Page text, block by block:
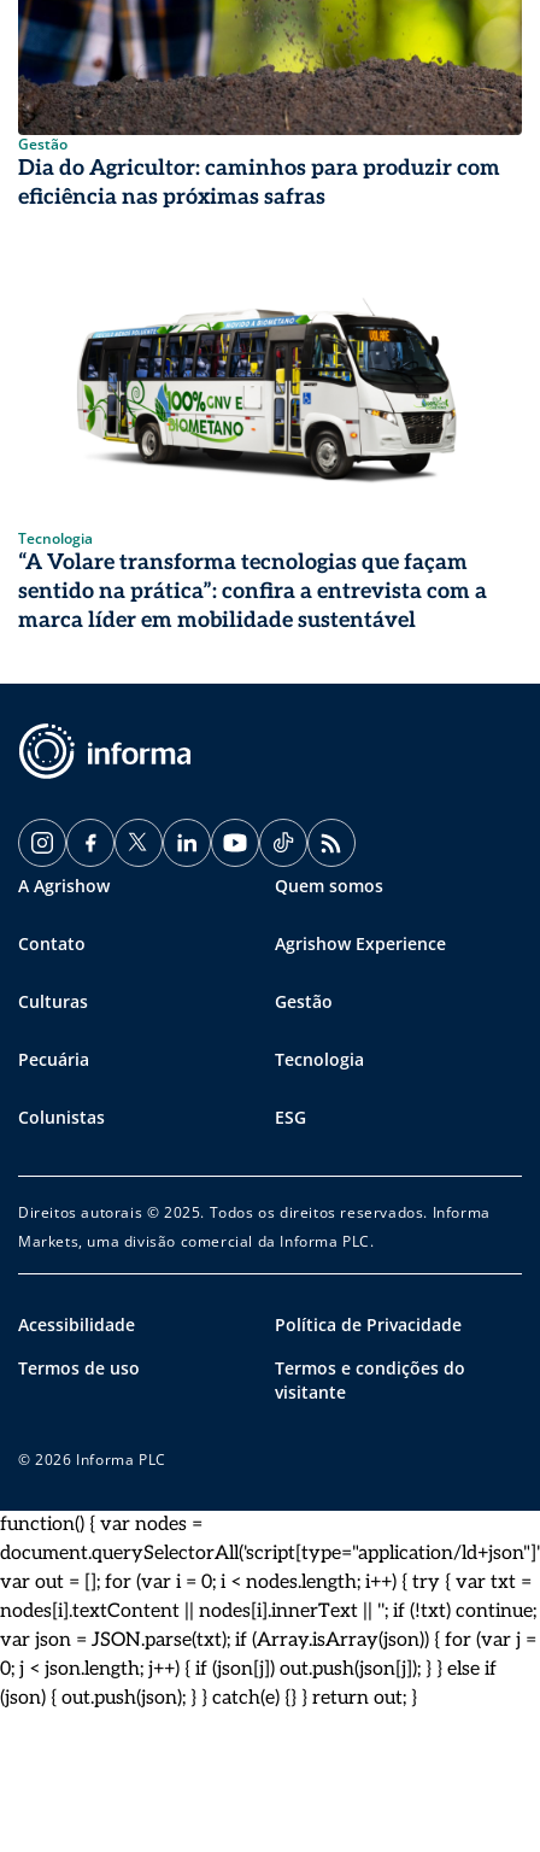
Gestão
Dia do Agricultor: caminhos para produzir com
eficiência nas próximas safras
Tecnologia
“A Volare transforma tecnologias que façam
sentido na prática”: confira a entrevista com a
marca líder em mobilidade sustentável
A Agrishow Quem somos
Contato Agrishow Experience
Culturas Gestão
Pecuária Tecnologia
Colunistas ESG
Direitos autorais © 2025. Todos os direitos reservados. Informa
Markets, uma divisão comercial da Informa PLC.
Acessibilidade
Política de Privacidade
Termos de uso
Termos e condições do
visitante
© 2026 Informa PLC
function() { var nodes =
document.querySelectorAll('script[type="application/
var out = []; for (var i = 0; i < nodes.length; i++) { try { var txt =
nodes[i].textContent || nodes[i].innerText || ''; if (!txt) continue;
var json = JSON.parse(txt); if (Array.isArray(json)) { for (var j =
0; j < json.length; j++) { if (json[j]) out.push(json[j]); } } else if
(json) { out.push(json); } } catch(e) {} } return out; }